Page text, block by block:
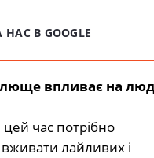
В GOOGLE
впливає на
час потрібно
лайливих і